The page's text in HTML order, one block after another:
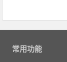
常用功能